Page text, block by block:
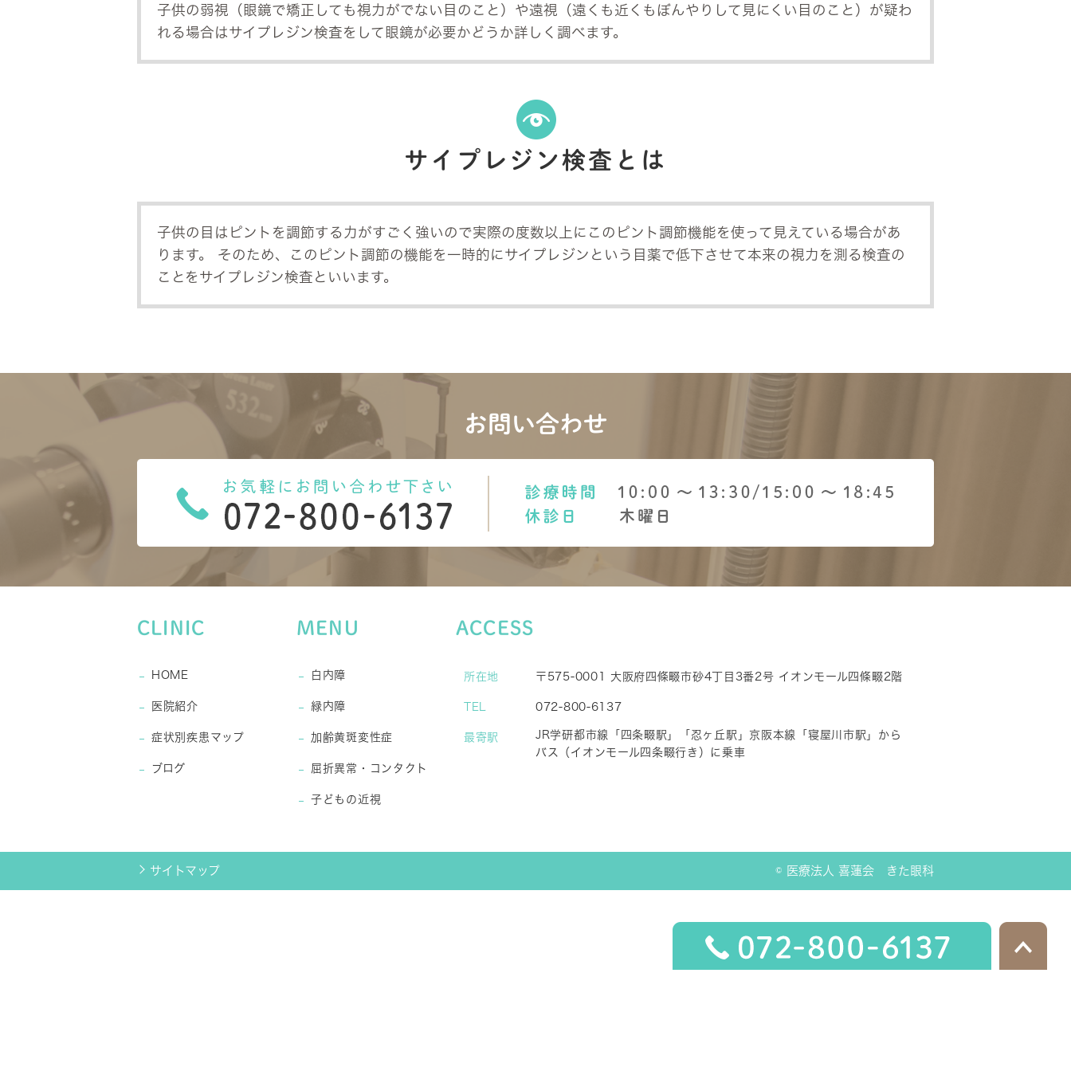
子供の弱視（眼鏡で矯正しても視力がでない目のこと）や遠視（遠くも近くもぼんやりして見にくい目のこと）が疑わ
れる場合はサイプレジン検査をして眼鏡が必要かどうか詳しく調べます。
サイプレジン検査とは
子供の目はピントを調節する力がすごく強いので実際の度数以上にこのピント調節機能を使って見えている場合があ
ります。 そのため、このピント調節の機能を一時的にサイプレジンという目薬で低下させて本来の視力を測る検査の
ことをサイプレジン検査といいます。
お問い合わせ
CLINIC
HOME
医院紹介
症状別疾患マップ
ブログ
MENU
白内障
緑内障
加齢黄斑変性症
屈折異常・コンタクト
子どもの近視
ACCESS
所在地 〒575-0001 大阪府四條畷市砂4丁目3番2号 イオンモール四條畷2階
TEL 072-800-6137
最寄駅
JR学研都市線「四条畷駅」「忍ヶ丘駅」京阪本線「寝屋川市駅」から
バス（イオンモール四条畷行き）に乗車
サイトマップ © 医療法人 喜蓮会 きた眼科